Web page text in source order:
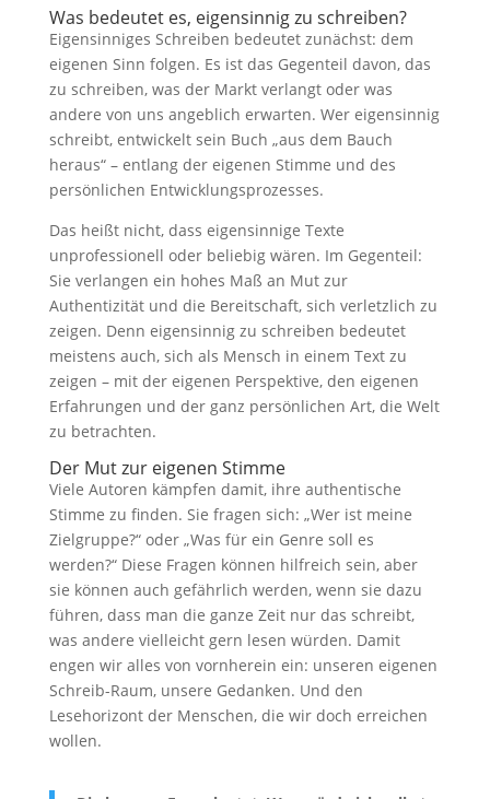
Was bedeutet es, eigensinnig zu schreiben?
Eigensinniges Schreiben bedeutet zunächst: dem
eigenen Sinn folgen. Es ist das Gegenteil davon, das
zu schreiben, was der Markt verlangt oder was
andere von uns angeblich erwarten. Wer eigensinnig
schreibt, entwickelt sein Buch „aus dem Bauch
heraus“ – entlang der eigenen Stimme und des
persönlichen Entwicklungsprozesses.
Das heißt nicht, dass eigensinnige Texte
unprofessionell oder beliebig wären. Im Gegenteil:
Sie verlangen ein hohes Maß an Mut zur
Authentizität und die Bereitschaft, sich verletzlich zu
zeigen. Denn eigensinnig zu schreiben bedeutet
meistens auch, sich als Mensch in einem Text zu
zeigen – mit der eigenen Perspektive, den eigenen
Erfahrungen und der ganz persönlichen Art, die Welt
zu betrachten.
Der Mut zur eigenen Stimme
Viele Autoren kämpfen damit, ihre authentische
Stimme zu finden. Sie fragen sich: „Wer ist meine
Zielgruppe?“ oder „Was für ein Genre soll es
werden?“ Diese Fragen können hilfreich sein, aber
sie können auch gefährlich werden, wenn sie dazu
führen, dass man die ganze Zeit nur das schreibt,
was andere vielleicht gern lesen würden. Damit
engen wir alles von vornherein ein: unseren eigenen
Schreib-Raum, unsere Gedanken. Und den
Lesehorizont der Menschen, die wir doch erreichen
wollen.